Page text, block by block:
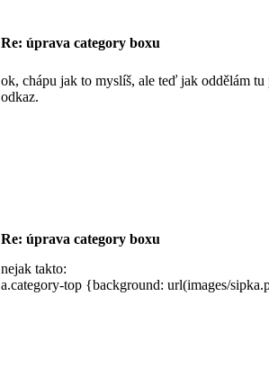
Re: úprava category boxu
ok, chápu jak to myslíš, ale teď jak oddělám
odkaz.
Re: úprava category boxu
nejak takto:
a.category-top {background: url(images/